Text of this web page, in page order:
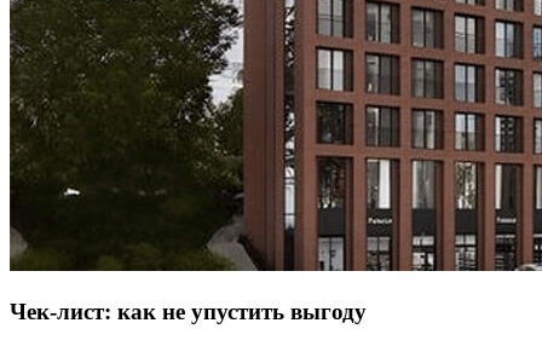
Чек-лист: как не упустить выгоду